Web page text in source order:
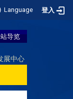
Language 登入
导览
展中心